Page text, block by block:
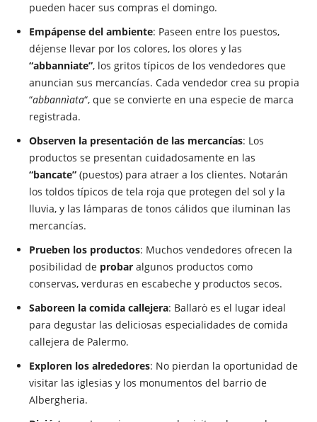
pueden hacer sus compras el domingo.
Empápense del ambiente: Paseen entre los puestos,
déjense llevar por los colores, los olores y las
“abbanniate”, los gritos típicos de los vendedores que
anuncian sus mercancías. Cada vendedor crea su propia
“abbannìata“, que se convierte en una especie de marca
registrada.
Observen la presentación de las mercancías: Los
productos se presentan cuidadosamente en las
“bancate” (puestos) para atraer a los clientes. Notarán
los toldos típicos de tela roja que protegen del sol y la
lluvia, y las lámparas de tonos cálidos que iluminan las
mercancías.
Prueben los productos: Muchos vendedores ofrecen la
posibilidad de probar algunos productos como
conservas, verduras en escabeche y productos secos.
Saboreen la comida callejera: Ballarò es el lugar ideal
para degustar las deliciosas especialidades de comida
callejera de Palermo.
Exploren los alrededores: No pierdan la oportunidad de
visitar las iglesias y los monumentos del barrio de
Albergheria.